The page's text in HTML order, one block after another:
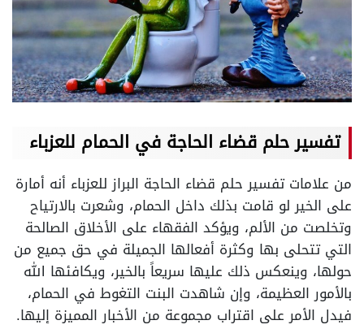
تفسير حلم قضاء الحاجة في الحمام للعزباء
من علامات تفسير حلم قضاء الحاجة البراز للعزباء أنه أمارة
على الخير لو قامت بذلك داخل الحمام، وشعرت بالارتياح
وتخلصت من الألم، ويؤكد الفقهاء على الأخلاق الصالحة
التي تتحلى بها وكثرة أفعالها الجميلة في حق جميع من
حولها، وينعكس ذلك عليها سريعاً بالخير، ويكافئها الله
بالأمور العظيمة، وإن شاهدت البنت التغوط في الحمام،
فيدل الأمر على اقتراب مجموعة من الأخبار المميزة إليها.